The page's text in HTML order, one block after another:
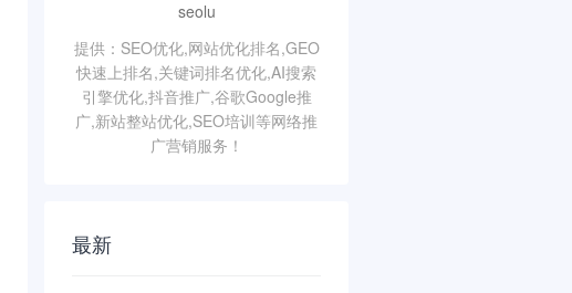
seolu
提供：SEO优化,网站优化排名,GEO
快速上排名,关键词排名优化,AI搜索
引擎优化,抖音推广,谷歌Google推
广,新站整站优化,SEO培训等网络推
广营销服务！
最新